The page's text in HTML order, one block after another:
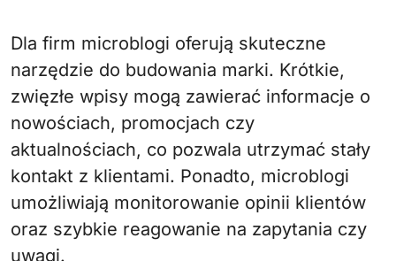
Dla firm microblogi oferują skuteczne
narzędzie do budowania marki. Krótkie,
zwięzłe wpisy mogą zawierać informacje o
nowościach, promocjach czy
aktualnościach, co pozwala utrzymać stały
kontakt z klientami. Ponadto, microblogi
umożliwiają monitorowanie opinii klientów
oraz szybkie reagowanie na zapytania czy
uwagi.